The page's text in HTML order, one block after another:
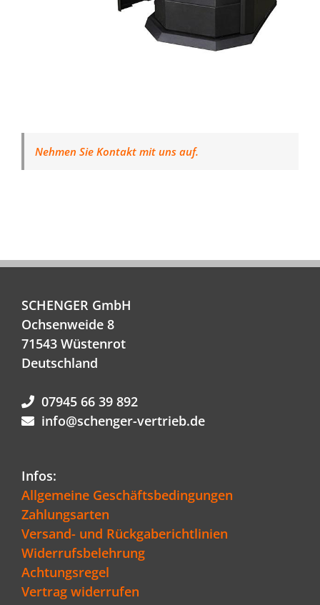
Nehmen Sie Kontakt mit uns auf.
SCHENGER GmbH
Ochsenweide 8
71543 Wüstenrot
Deutschland
07945 66 39 892
info@schenger-vertrieb.de
Infos:
Allgemeine Geschäftsbedingungen
Zahlungsarten
Versand- und Rückgaberichtlinien
Widerrufsbelehrung
Achtungsregel
Vertrag widerrufen